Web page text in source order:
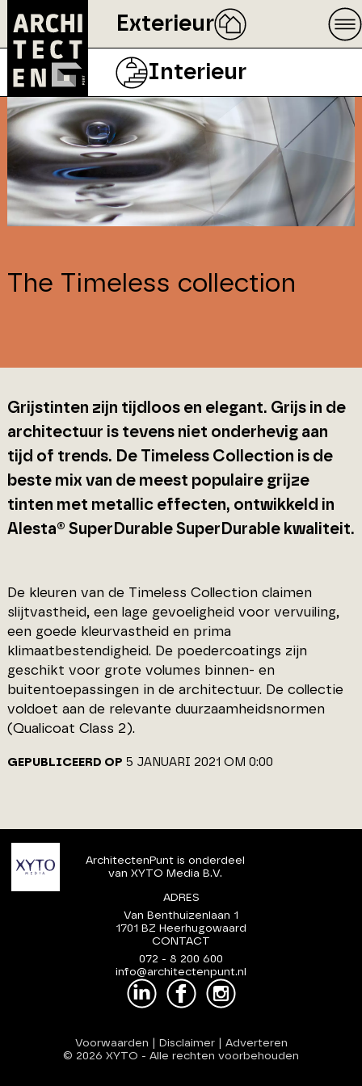
Exterieur
Interieur
The Timeless collection
Grijstinten zijn tijdloos en elegant. Grijs in de
architectuur is tevens niet onderhevig aan
tijd of trends. De Timeless Collection is de
beste mix van de meest populaire grijze
tinten met metallic effecten, ontwikkeld in
Alesta® SuperDurable SuperDurable kwaliteit.
De kleuren van de Timeless Collection claimen
slijtvastheid, een lage gevoeligheid voor vervuiling,
een goede kleurvastheid en prima
klimaatbestendigheid. De poedercoatings zijn
geschikt voor grote volumes binnen- en
buitentoepassingen in de architectuur. De collectie
voldoet aan de relevante duurzaamheidsnormen
(Qualicoat Class 2).
GEPUBLICEERD OP 5 JANUARI 2021 OM 0:00
ArchitectenPunt is onderdeel
van XYTO Media B.V.
ADRES
Van Benthuizenlaan 1
1701 BZ Heerhugowaard
CONTACT
072 - 8 200 600
info@architectenpunt.nl
Voorwaarden Disclaimer| Adverteren
© 2026 XYTO - Alle rechten voorbehouden